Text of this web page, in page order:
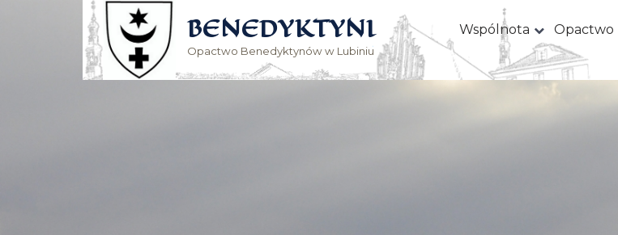
BENEDYKTYNI
Opactwo Benedyktynów w Lubiniu
Wspólnota Opactwo